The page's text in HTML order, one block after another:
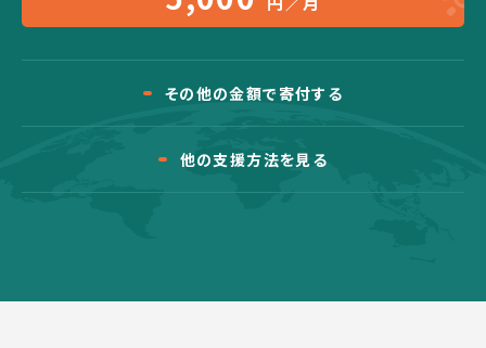
その他の金額で寄付する
他の支援方法を見る